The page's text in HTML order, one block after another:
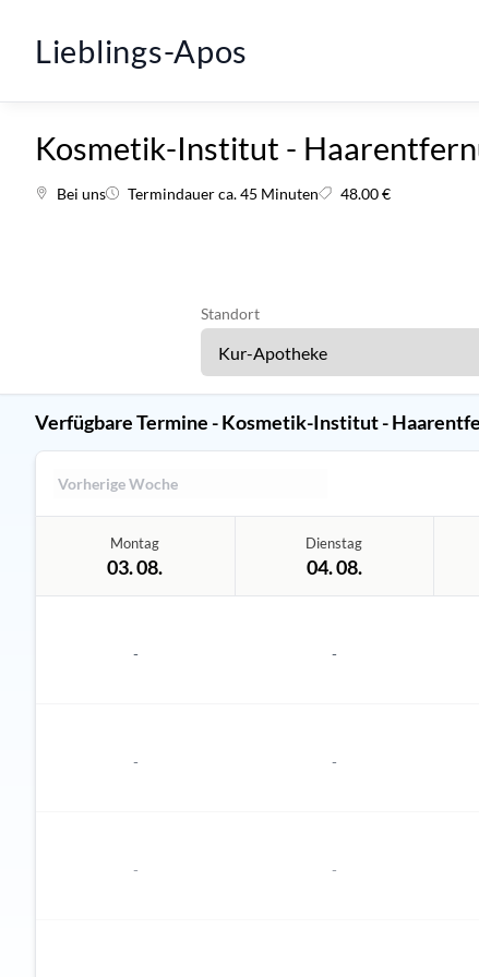
Lieblings-Apos
Kosmetik-Institut -
Bei uns Termindauer ca. 45 Minuten 48.00 €
Standort
Verfügbare Termine - Kosmetik-Institut -
Vorherige Woche
Montag
03. 08.
Dienstag
04. 08.
- -
- -
- -